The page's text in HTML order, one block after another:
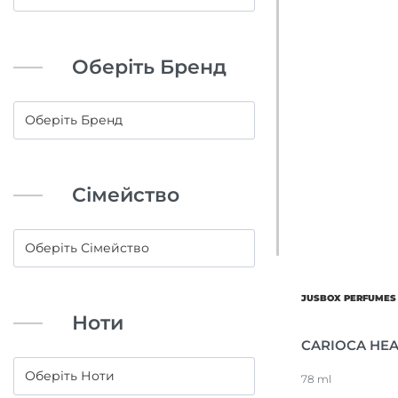
Оберіть Бренд
Сімейство
Ноти
JUSBOX PERFUMES
CARIOCA
78 ml